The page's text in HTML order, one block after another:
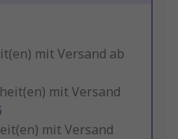
mit Versand ab
mit Versand
mit Versand